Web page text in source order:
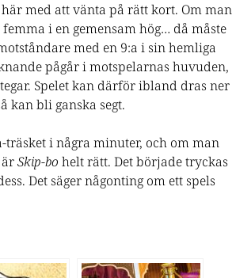
med att vänta på rätt kort. Om man
i en gemensam hög… då måste
med en 9:a i sin hemliga
pågår i motspelarnas huvuden,
Spelet kan därför ibland dras ner
kan bli ganska segt.
i några minuter, och om man
ärSkip-bo helt rätt. Det började tryckas
Det säger någonting om ett spels